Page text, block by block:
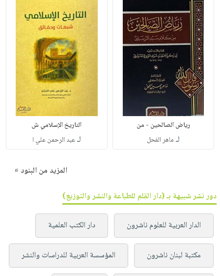
رياض الصالحين - من
لـ ماهر الفحل
التاريخ الإسلامي ش
لـعبد الرحمن علي ا
المزيد من البنود »
دور نشر شبيهة بـ (دار القلم للطباعة والنشر والتوزيع)
الدار العربية للعلوم ناشرون دار الكتب العلمية
مكتبة لبنان ناشرون المؤسسة العربية للدراسات والنشر